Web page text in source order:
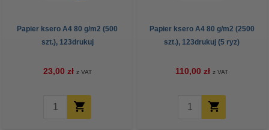
Papier ksero A4 80 g/m2 (500
szt.), 123drukuj
23,00 zł z VAT
Papier ksero A4 80 g/m2 (2500
szt.), 123drukuj (5 ryz)
110,00 zł z VAT